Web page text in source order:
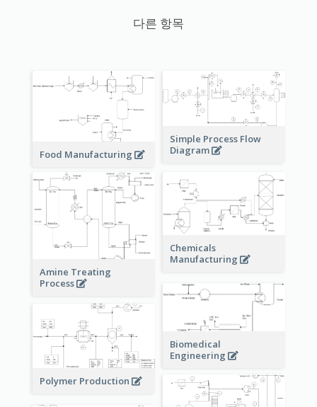
다른 항목
Food Manufacturing
Simple Process Flow
Diagram
Amine Treating
Process
Chemicals
Manufacturing
Biomedical
Engineering
Polymer Production